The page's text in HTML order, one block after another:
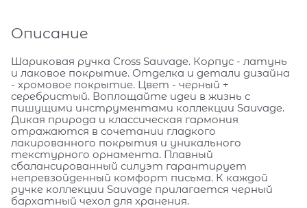
Описание
Шариковая ручка Cross Sauvage. Корпус - латунь
и лаковое покрытие. Отделка и детали дизайна
- хромовое покрытие. Цвет - черный +
серебристый. Воплощайте идеи в жизнь с
пишущими инструментами коллекции Sauvage.
Дикая природа и классическая гармония
отражаются в сочетании гладкого
лакированного покрытия и уникального
текстурного орнамента. Плавный
сбалансированный силуэт гарантирует
непревзойденный комфорт письма. К каждой
ручке коллекции Sauvage прилагается черный
бархатный чехол для хранения.